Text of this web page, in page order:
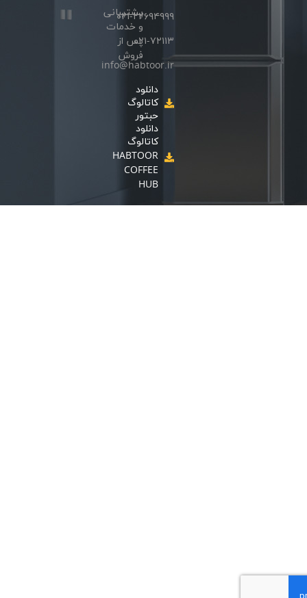
۰۲۱-۲۲۶۹۴۹۹۹
۰۲۱-۷۲۱۱۳
info@habtoor.ir
دانلود
کاتالوگ
حبتور
دانلود
کاتالوگ
HABTOOR
COFFEE
HUB
پشتیبانی
و خدمات
پس از
فروش